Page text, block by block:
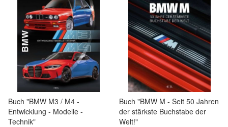
Buch "BMW M3 / M4 -
Entwicklung - Modelle -
Technik"
Buch "BMW M - Seit 50 Jahren
der stärkste Buchstabe der
Welt!"